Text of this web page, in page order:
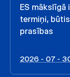
ES
termiņi,
prasības
2026 - 07 -